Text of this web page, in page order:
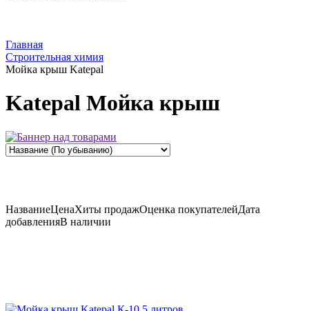
Главная
Строительная химия
Мойка крыш Katepal
Katepal Мойка крыш
НазваниеЦенаХиты продажОценка покупателейДата
добавленияВ наличии